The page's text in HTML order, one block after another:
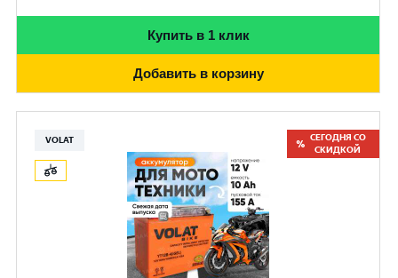
Купить в 1 клик
Добавить в корзину
VOLAT
СЕГОДНЯ СО
СКИДКОЙ